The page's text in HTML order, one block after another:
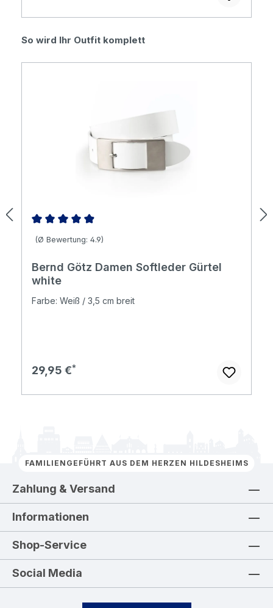
Produktgalerie überspringen
So wird Ihr Outfit komplett
Durchschnittliche Bewertung von 4.88 von 5 Sternen
(Ø Bewertung: 4.9)
Bernd Götz Damen Softleder Gürtel
white
Farbe: Weiß / 3,5 cm breit
Regulärer Preis:
29,95 €
FAMILIENGEFÜHRT AUS DEM HERZEN HILDESHEIMS
Zahlung & Versand
Informationen
Shop-Service
Social Media